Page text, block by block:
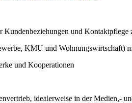
und Kontaktpflege
KMU und Wohnungswirtschaft)
und Kooperationen
idealerweise in der Medien,-